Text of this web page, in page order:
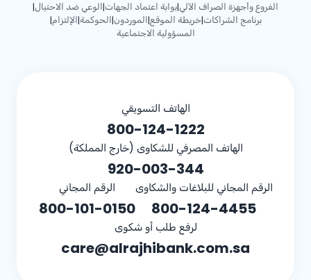
الفروع وأجهزة الصراف الآلي|بوابة اعتماد الجهات|الوعي ضد الاحتيال|
برنامج الشراكات|خريطة الموقع|الموردون|الحوكمة|الإلتزام|
المسؤولية الاجتماعية
الهاتف التسويقي
800-124-1222
الهاتف المصرفي للشكاوى (خارج المملكة)
920-003-344
الرقم المجاني للبلاغات والشكاوى
800-124-4455
الرقم المجاني
800-101-0150
لرفع طلب أو شكوى
care@alrajhibank.com.sa